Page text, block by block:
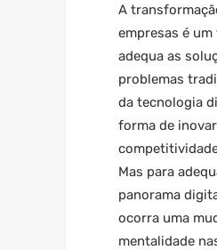
A
empresas é
adequa as
problemas
da tecnologia
forma de
Mas para
panorama
ocorra uma
mentalidade